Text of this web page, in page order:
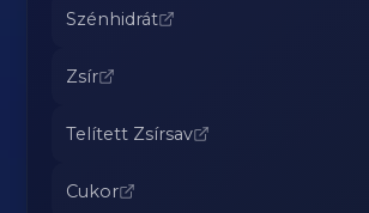
Szénhidrát
Zsír
Telített Zsírsav
Cukor